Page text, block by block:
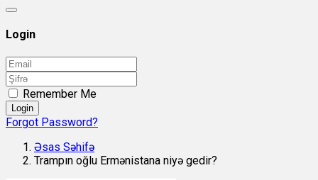
Login
Remember Me
Login
Forgot Password?
Əsas Səhifə
Trampın oğlu Ermənistana niyə gedir?